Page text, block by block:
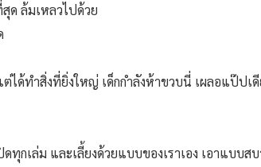
ด ล้มเหลวไปด้วย
ได้ทำสิ่งที่ยิ่งใหญ่ เด็กกำลังห้าขวบนี่ เผลอแป๊ป
ทุกเล่ม และเลี้ยงด้วยแบบของเราเอง เอาแ